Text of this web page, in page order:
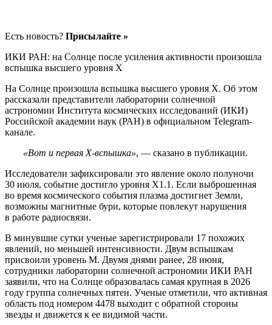
Есть новость? Присылайте »
ИКИ РАН: на Солнце после усиления активности произошла
вспышка высшего уровня X
На Солнце произошла вспышка высшего уровня X. Об этом
рассказали представители лаборатории солнечной
астрономии Института космических исследований (ИКИ)
Российской академии наук (РАН) в официальном Telegram-
канале.
«Вот и первая X-вспышка», — сказано в публикации.
Исследователи зафиксировали это явление около полуночи
30 июля, событие достигло уровня X1.1. Если выброшенная
во время космического события плазма достигнет Земли,
возможны магнитные бури, которые повлекут нарушения
в работе радиосвязи.
В минувшие сутки ученые зарегистрировали 17 похожих
явлений, но меньшей интенсивности. Двум вспышкам
присвоили уровень M. Двумя днями ранее, 28 июня,
сотрудники лаборатории солнечной астрономии ИКИ РАН
заявили, что на Солнце образовалась самая крупная в 2026
году группа солнечных пятен. Ученые отметили, что активная
область под номером 4478 выходит с обратной стороны
звезды и движется к ее видимой части.